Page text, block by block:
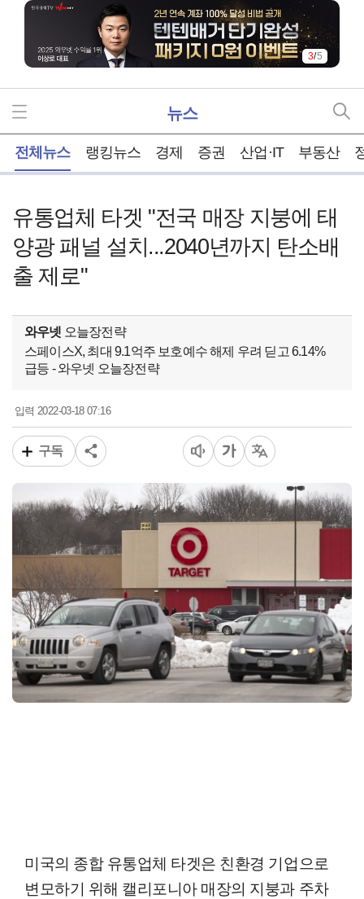
4/5
뉴스
전체뉴스 랭킹뉴스 경제 증권 산업·IT 부동산
유통업체 타겟 "전국 매장 지붕에 태
양광 패널 설치...2040년까지 탄소배
출 제로"
와우넷 오늘장전략
스페이스X, 최대 9.1억주 보호예수 해제 우려 딛고 6.14%
급등 - 와우넷 오늘장전략
입력2022-03-18 07:16
구독
미국의 종합 유통업체 타겟은 친환경 기업으로
변모하기 위해 캘리포니아 매장의 지붕과 주차